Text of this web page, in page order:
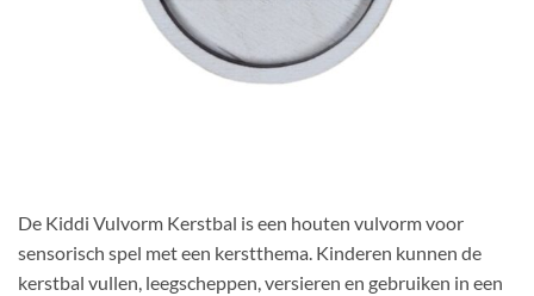
De Kiddi Vulvorm Kerstbal is een houten vulvorm voor
sensorisch spel met een kerstthema. Kinderen kunnen de
kerstbal vullen, leegscheppen, versieren en gebruiken in een